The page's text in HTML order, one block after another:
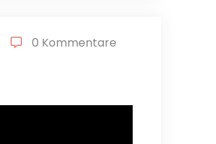
0 Kommentare